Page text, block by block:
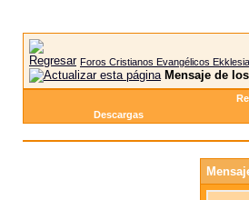
Foros Cristianos Evangélicos
Mensaje de
Descargas